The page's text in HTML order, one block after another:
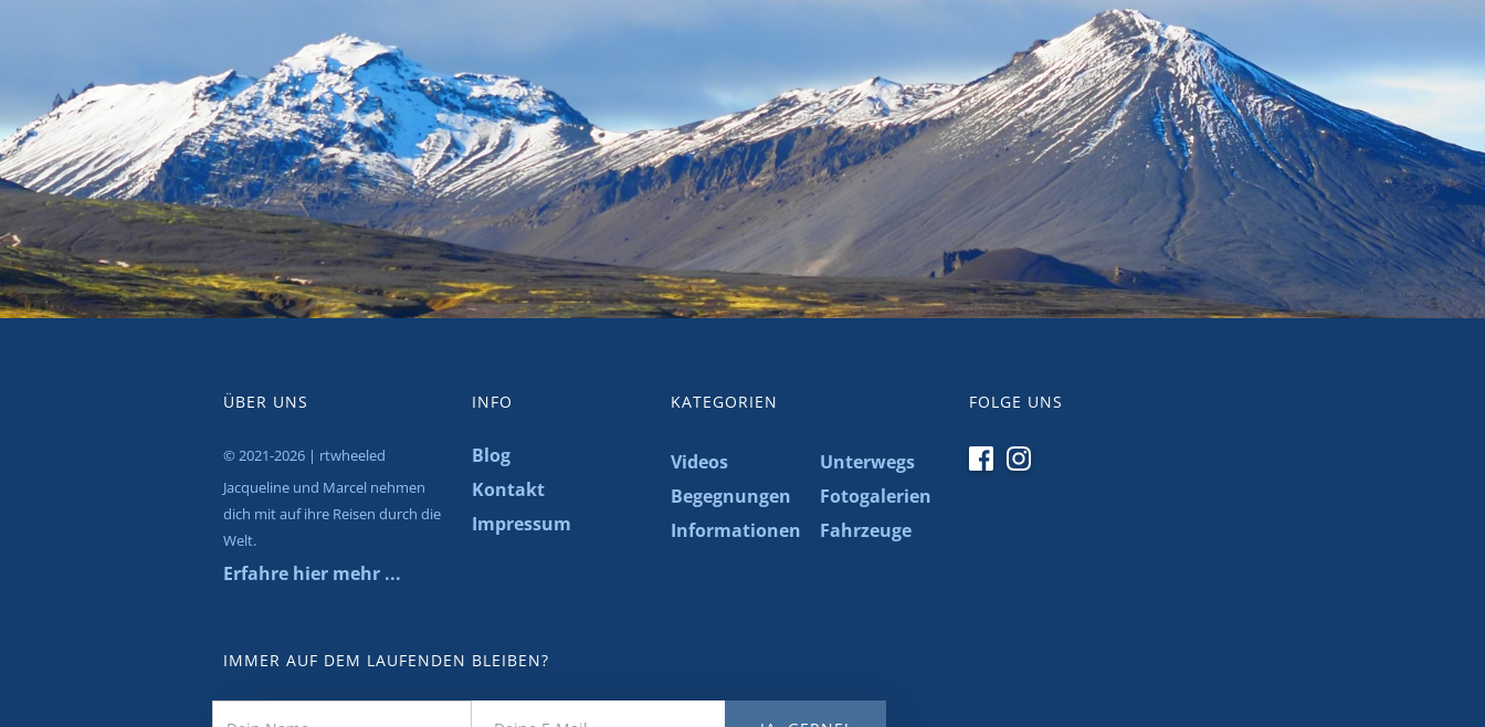
ÜBER UNS
© 2021-2026 | rtwheeled
Jacqueline und Marcel nehmen
dich mit auf ihre Reisen durch die
Welt.
Erfahre hier mehr ...
INFO
Blog
Kontakt
Impressum
KATEGORIEN
Videos
Unterwegs
Begegnungen
Fotogalerien
Informationen
Fahrzeuge
FOLGE UNS
IMMER AUF DEM LAUFENDEN BLEIBEN?